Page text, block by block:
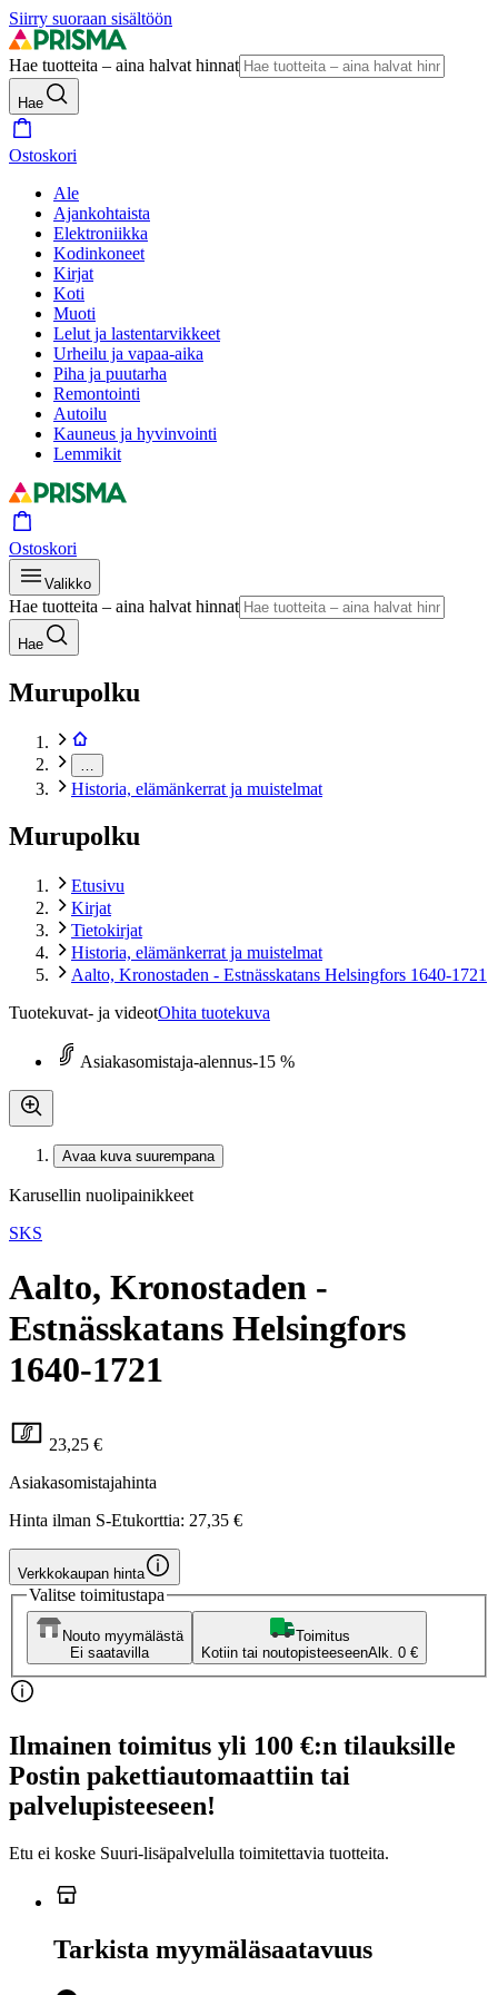
Siirry suoraan sisältöön
Hae tuotteita – aina halvat hinnat
Hae
Ostoskori
Ale
Ajankohtaista
Elektroniikka
Kodinkoneet
Kirjat
Koti
Muoti
Lelut ja lastentarvikkeet
Urheilu ja vapaa-aika
Piha ja puutarha
Remontointi
Autoilu
Kauneus ja hyvinvointi
Lemmikit
Ostoskori
Valikko
Hae tuotteita – aina halvat hinnat
Hae
Murupolku
Historia, elämänkerrat ja muistelmat
Murupolku
Etusivu
Kirjat
Tietokirjat
Historia, elämänkerrat ja muistelmat
Aalto, Kronostaden - Estnässkatans Helsingfors 1640-1721
Tuotekuvat- ja videotOhita tuotekuva
Asiakasomistaja-alennus-15 %
Avaa kuva suurempana
Karusellin nuolipainikkeet
SKS
Aalto, Kronostaden -
Estnässkatans Helsingfors
1640-1721
23,25 €
Asiakasomistajahinta
Hinta ilman S-Etukorttia: 27,35 €
Verkkokaupan hinta
Valitse toimitustapa
Nouto myymälästä
Ei saatavilla
Toimitus
Kotiin tai noutopisteeseenAlk. 0 €
Ilmainen toimitus yli 100 €:n tilauksille
Postin pakettiautomaattiin tai
palvelupisteeseen!
Etu ei koske Suuri‑lisäpalvelulla toimitettavia tuotteita.
Tarkista myymäläsaatavuus